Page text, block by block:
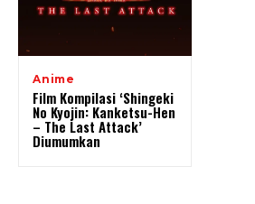
Anime
Film Kompilasi ‘Shingeki
No Kyojin: Kanketsu-Hen
– The Last Attack’
Diumumkan